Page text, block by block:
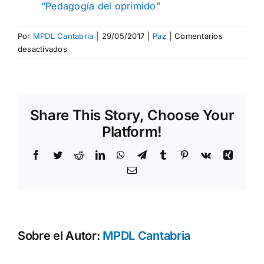
“Pedagogía del oprimido”
Por MPDL Cantabria 29/05/2017 Paz
Comentarios
desactivadosen
PEDAGOGÍA
OPRIMIDO
Share This Story, Choose Your
Platform!
Facebook
TwitterRedditLinkedInWhatsApp
TelegramTumblr Pinterest
Vk
Xing
Correo
Sobre el Autor: MPDL Cantabria